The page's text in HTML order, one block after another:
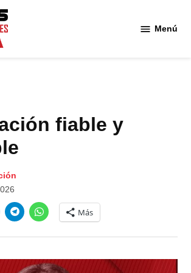
Menú
fiable y
Más